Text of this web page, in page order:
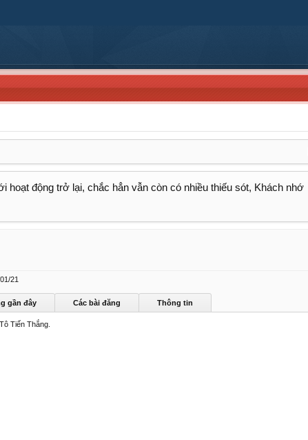
hoạt động trở lại, chắc hẳn vẫn còn có nhiều thiếu sót, Khách nhớ
21
gần đây Các bài đăng Thông tin
Tiến Thắng.